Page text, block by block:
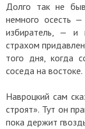
Долго так не
немного осесть
избиратель, — и
страхом
того дня, когда
соседа на востоке.
Навроцкий сам
строят». Тут он
пока держит